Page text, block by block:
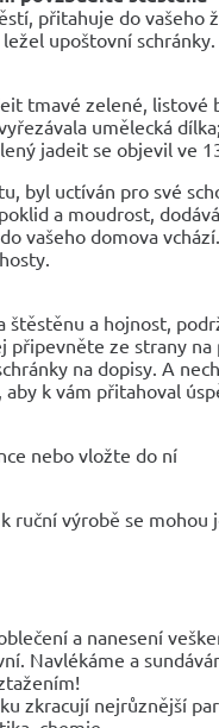
přitahuje do vašeho
upoštovní
tmavé zelené, listové
umělecká
jadeit se objevil ve
byl uctíván pro své
a moudrost,
vašeho domova
štěstěnu a hojnost,
připevněte ze strany na
na dopisy. A
k vám přitahoval
nebo vložte do ní
ruční výrobě se
a nanesení
Navlékáme a
zkracují nejrůznější